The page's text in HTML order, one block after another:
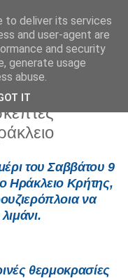
του Σαββάτου 9
Ηράκλειο Κρήτης,
να
θερμοκρασίες
to deliver its services
and user-agent are
and security
generate usage
abuse.
IT